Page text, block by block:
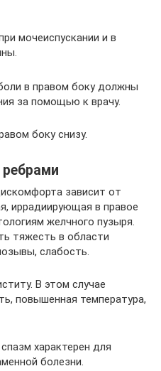
мочеиспускании и в
в правом боку должны
за помощью к врачу.
боку снизу.
зависит от
иррадиирующая в правое
желчного пузыря.
тяжесть в области
слабость.
В этом случае
повышенная температура,
характерен для
болезни.